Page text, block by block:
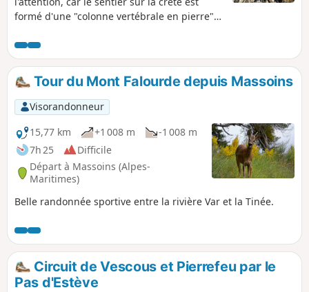
formé d'une "colonne vertébrale en pierre"
faudra suivre au plus près, parfois avec
prudence. Un très beau 360° est situé juste
après la Chapelle Saint-Paul.
Tour du Mont Falourde depuis Massoins
Visorandonneur
15,77 km
+1 008 m
-1 008 m
7h 25
Difficile
Départ à Massoins (Alpes-
Maritimes)
Belle randonnée sportive entre la rivière Var et la Tinée.
Circuit de Vescous et Pierrefeu par le
Pas d'Estève